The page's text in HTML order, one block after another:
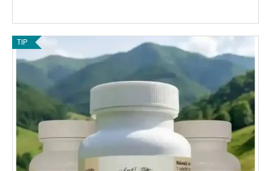
TIP